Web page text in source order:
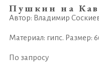
Пушкин на
Автор: Владимир
Материал: гипс. Размер:
По запросу